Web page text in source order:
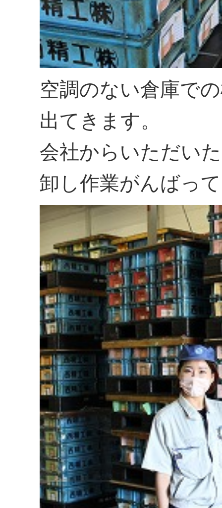
空調のない倉庫で
出てきます。
会社からいただい
卸し作業がんばっ